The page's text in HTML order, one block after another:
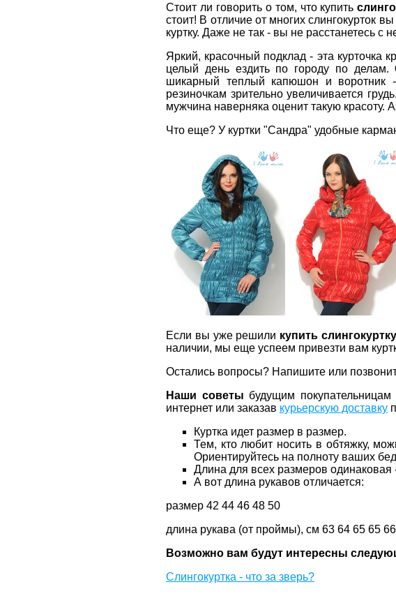
Стоит ли говорить о том, что купить
стоит! В отличие от многих слингокурток
куртку. Даже не так - вы не расстанетесь с
Яркий, красочный подклад - эта курточка
целый день ездить по городу по делам.
шикарный теплый капюшон и воротник
резиночкам зрительно увеличивается
мужчина наверняка оценит такую красоту.
Что еще? У куртки "Сандра" удобные
Если вы уже решили купить слингокуртку
наличии, мы еще успеем привезти вам
Остались вопросы? Напишите или
Наши советы будущим
интернет или заказав курьерскую доставку
Куртка идет размер в размер.
Тем, кто любит носить в обтяжку,
Ориентируйтесь на полноту ваших
Длина для всех размеров одинаковая
А вот длина рукавов отличается:
размер 42 44 46 48 50
длина рукава (от проймы), см 63 64 65 65 66
Возможно вам будут интересны
Слингокуртка - что за зверь?